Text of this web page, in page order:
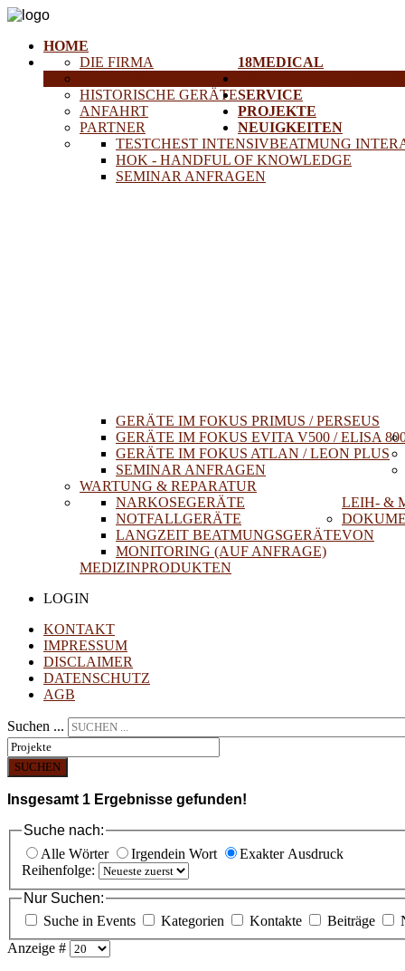
HOME
18MEDICAL
DIE FIRMA
HISTORISCHE GERÄTE
ANFAHRT
PARTNER
TESTCHEST INTENSIVBEATMUNG
HOK - HANDFUL OF KNOWLEDGE
SEMINAR ANFRAGEN
GERÄTE IM FOKUS PRIMUS / PERSEUS
GERÄTE IM FOKUS EVITA V500 / ELISA
GERÄTE IM FOKUS ATLAN / LEON PLUS
SEMINAR ANFRAGEN
SERVICE
WARTUNG & REPARATUR
LEIH- &
NARKOSEGERÄTE
NOTFALLGERÄTE
LANGZEIT BEATMUNGSGERÄTE
MONITORING (AUF ANFRAGE)
VON
MEDIZINPRODUKTEN
PROJEKTE
NEUIGKEITEN
LOGIN
KONTAKT
IMPRESSUM
DISCLAIMER
DATENSCHUTZ
AGB
Suchen ...
SUCHEN
Insgesamt 1 Ergebnisse gefunden!
Suche nach:
Alle Wörter
Irgendein Wort
Exakter Ausdruck
Reihenfolge:
Nur Suchen:
Suche in Events
Kategorien Kontakte Beiträge
Anzeige #